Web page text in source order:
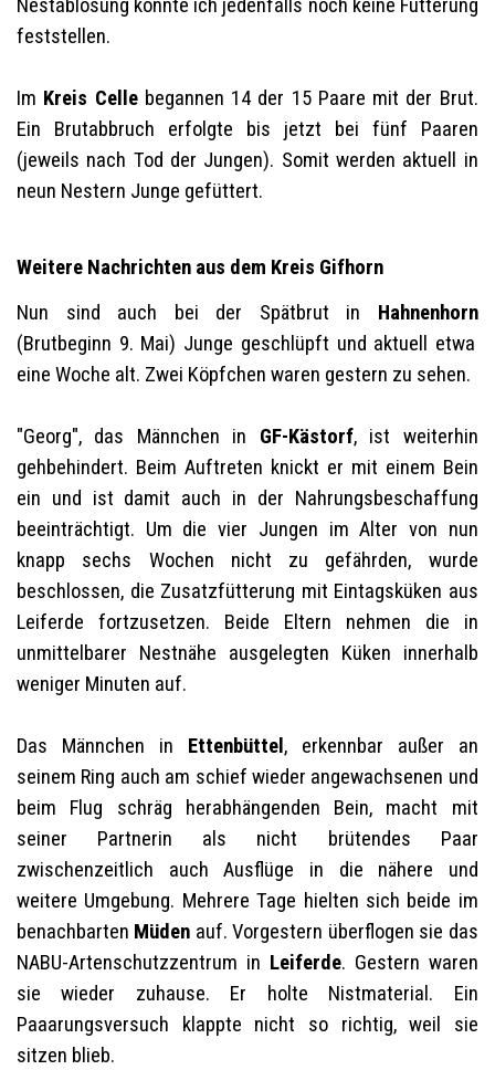
Nestablösung konnte ich jedenfalls noch keine Fütterung
feststellen.
Im Kreis Cellebegannen 14 der 15 Paare mit der Brut.
Ein Brutabbruch erfolgte bis jetzt bei fünf Paaren
(jeweils nach Tod der Jungen). Somit werden aktuell in
neun Nestern Junge gefüttert.
Weitere Nachrichten aus dem Kreis Gifhorn
Nun sind auch bei der Spätbrut in Hahnenhorn
(Brutbeginn 9. Mai) Junge geschlüpft und aktuell etwa
eine Woche alt. Zwei Köpfchen waren gestern zu sehen.
"Georg", das Männchen in GF-Kästorf, ist weiterhin
gehbehindert. Beim Auftreten knickt er mit einem Bein
ein und ist damit auch in der Nahrungsbeschaffung
beeinträchtigt. Um die vier Jungen im Alter von nun
knapp sechs Wochen nicht zu gefährden, wurde
beschlossen, die Zusatzfütterung mit Eintagsküken aus
Leiferde fortzusetzen. Beide Eltern nehmen die in
unmittelbarer Nestnähe ausgelegten Küken innerhalb
weniger Minuten auf.
Das Männchen in Ettenbüttel , erkennbar außer an
seinem Ring auch am schief wieder angewachsenen und
beim Flug schräg herabhängenden Bein, macht mit
seiner Partnerin als nicht brütendes Paar
zwischenzeitlich auch Ausflüge in die nähere und
weitere Umgebung. Mehrere Tage hielten sich beide im
benachbarten Müden auf. Vorgestern überflogen sie das
NABU-Artenschutzzentrum in Leiferde. Gestern waren
sie wieder zuhause. Er holte Nistmaterial. Ein
Paaarungsversuch klappte nicht so richtig, weil sie
sitzen blieb.